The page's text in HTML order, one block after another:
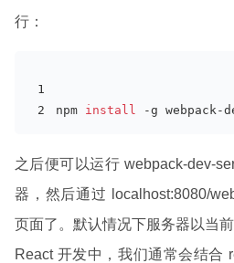
行：
npm install -g webpack-
之后便可以运行 webpack-dev-
器，然后通过 localhost:8080/
页面了。默认情况下服务器以当
React 开发中，我们通常会结合